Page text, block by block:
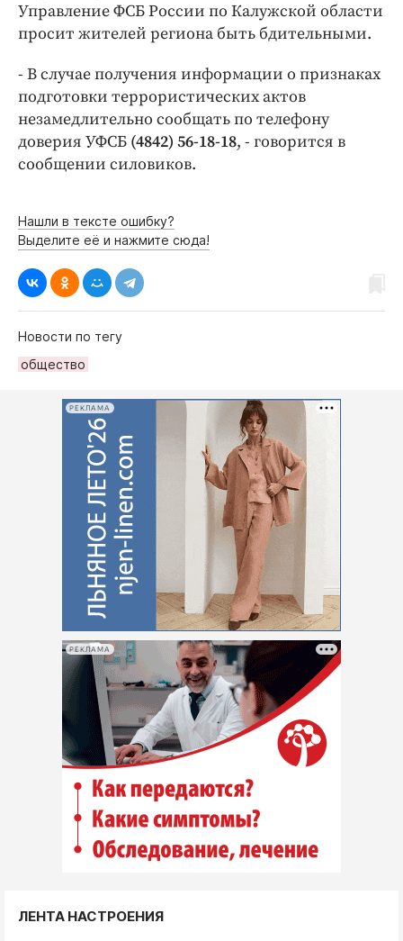
ПРОЕКТЫ
Издания
Медиаперсона
Интересное чтиво
Клиника года
Работодатель года
Управление ФСБ России по Калужской области
просит жителей региона быть бдительными.
- В случае получения информации о признаках
подготовки террористических актов
незамедлительно сообщать по телефону
доверия УФСБ (4842) 56-18-18, - говорится в
сообщении силовиков.
Нашли в тексте ошибку?
Выделите её и нажмите сюда!
Новости по тегу
общество
РЕКЛАМА
РЕКЛАМА
ЛЕНТА НАСТРОЕНИЯ